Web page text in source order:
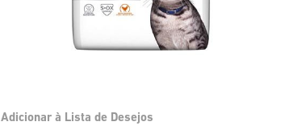
Adicionar à Lista de Desejos